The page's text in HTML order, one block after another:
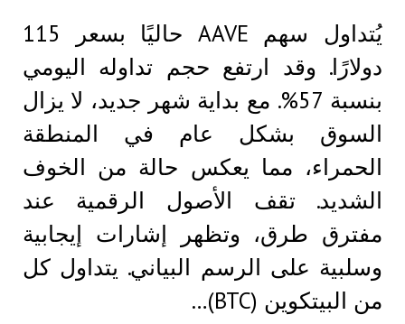
يُتداول سهم AAVE حاليًا بسعر 115
دولارًا. وقد ارتفع حجم تداوله اليومي
بنسبة 57%. مع بداية شهر جديد، لا يزال
السوق بشكل عام في المنطقة
الحمراء، مما يعكس حالة من الخوف
الشديد. تقف الأصول الرقمية عند
مفترق طرق، وتظهر إشارات إيجابية
وسلبية على الرسم البياني. يتداول كل
من البيتكوين (BTC)…